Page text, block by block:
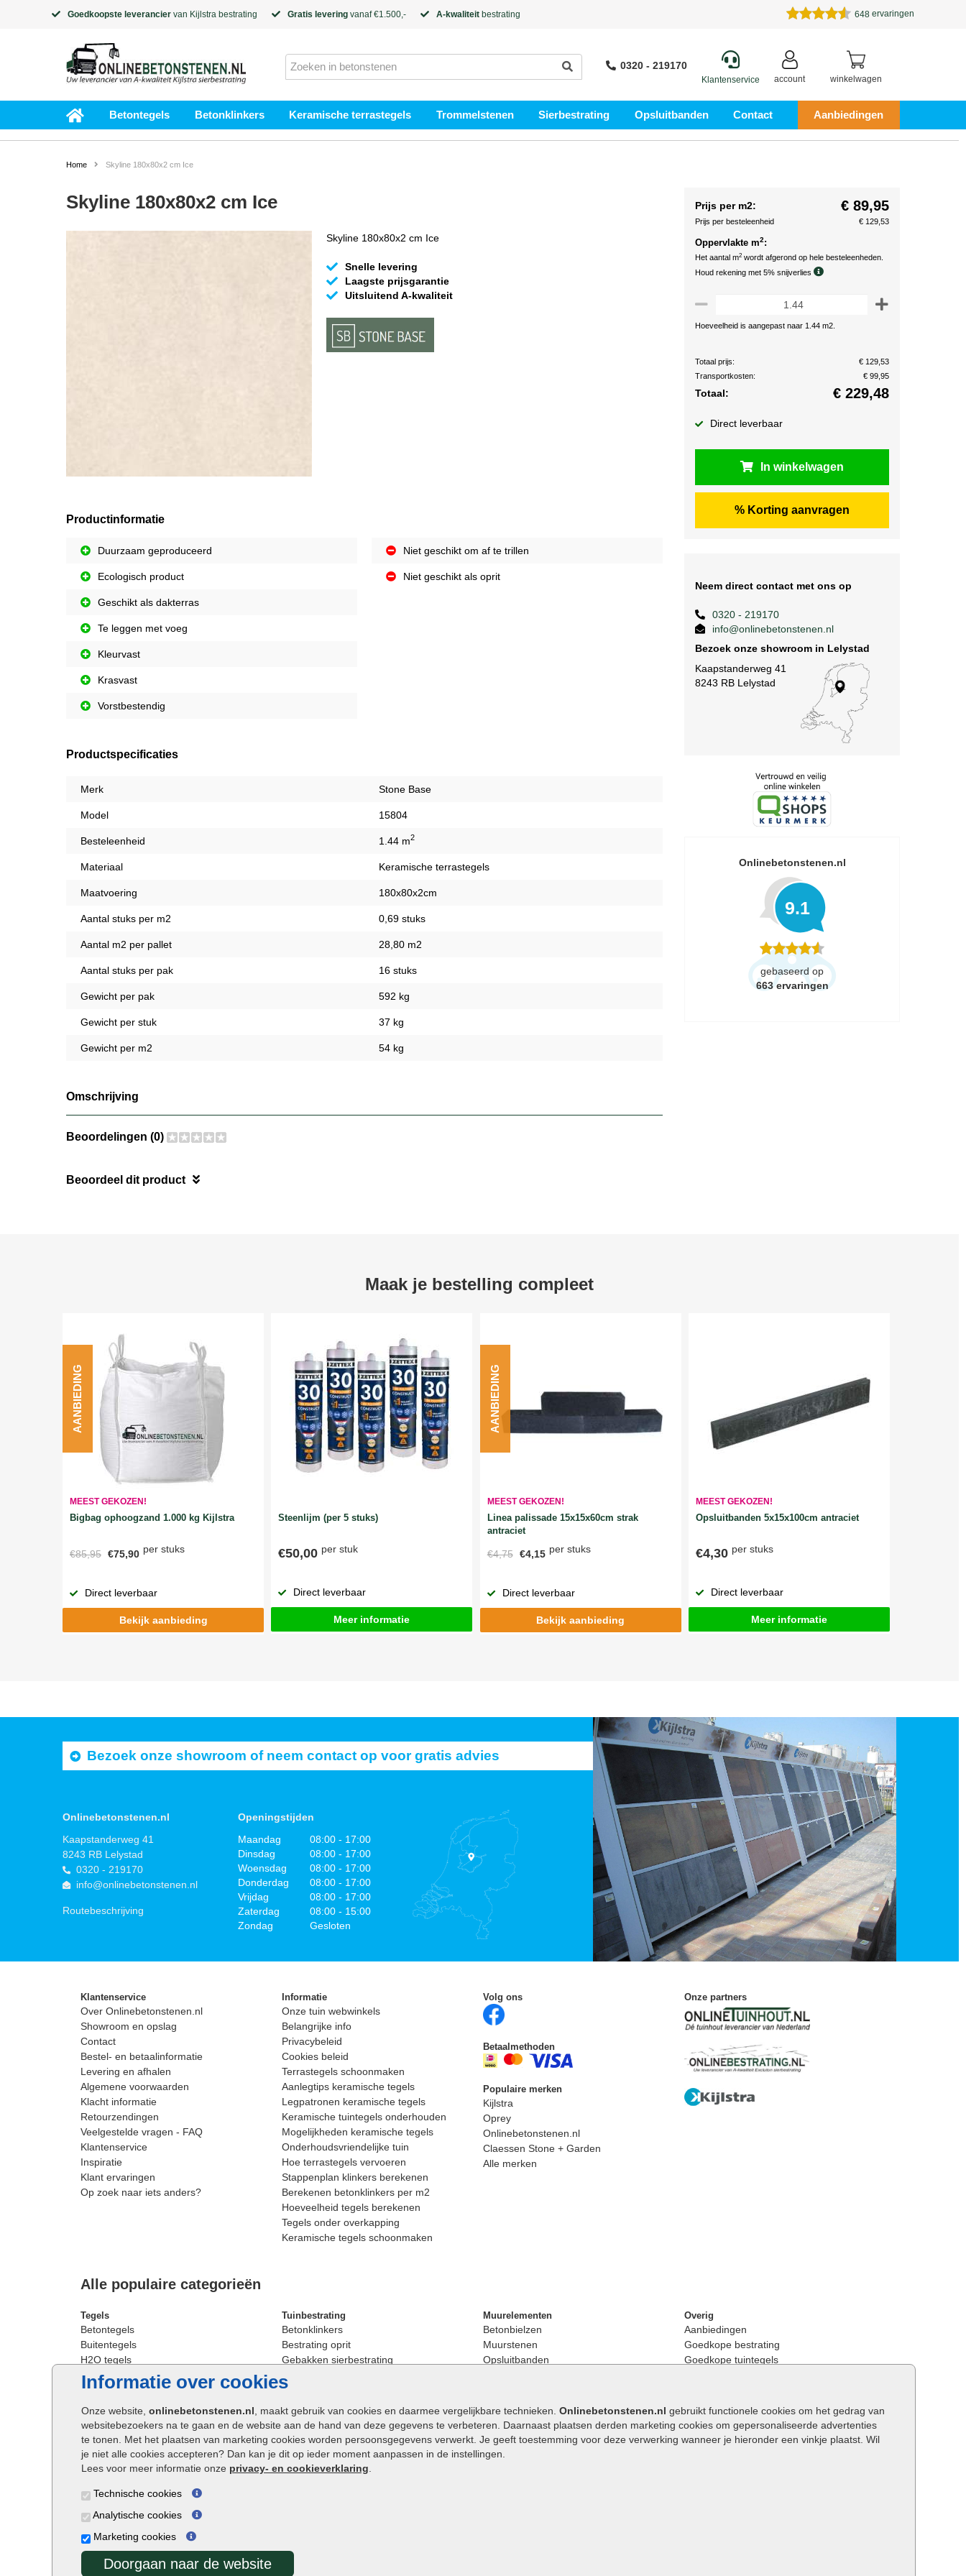
Goedkoopste leverancier van Kijlstra bestrating Gratis levering vanaf €1.500,- A-kwaliteit bestrating 648 ervaringen
0320 - 219170
Klantenservice account winkelwagen
Betontegels Betonklinkers Keramische terrastegels Trommelstenen Sierbestrating Opsluitbanden Contact Aanbiedingen
Informatie over cookies
Onze website, onlinebetonstenen.nl , maakt gebruik van cookies en daarmee vergelijkbare technieken. Onlinebetonstenen.nl gebruikt functionele cookies om het gedrag van
websitebezoekers na te gaan en de website aan de hand van deze gegevens te verbeteren. Daarnaast plaatsen derden marketing cookies om gepersonaliseerde advertenties
te tonen. Met het plaatsen van marketing cookies worden persoonsgegevens verwerkt. Je geeft toestemming voor deze verwerking wanneer je hieronder een vinkje plaatst. Wil
je niet alle cookies accepteren? Dan kan je dit op ieder moment aanpassen in de instellingen.
Lees voor meer informatie onze privacy- en cookieverklaring
Technische cookies
Analytische cookies
Marketing cookies
Doorgaan naar de website
Home Skyline 180x80x2 cm Ice
Skyline 180x80x2 cm Ice
Skyline 180x80x2 cm Ice
Snelle levering
Laagste prijsgarantie
Uitsluitend A-kwaliteit
Productinformatie
Duurzaam geproduceerd
Ecologisch product
Geschikt als dakterras
Te leggen met voeg
Kleurvast
Krasvast
Vorstbestendig
Niet geschikt om af te trillen
Niet geschikt als oprit
Productspecificaties
Merk Stone Base
Model 15804
Besteleenheid 1.44 m2
Materiaal Keramische terrastegels
Maatvoering 180x80x2cm
Aantal stuks per m2 0,69 stuks
Aantal m2 per pallet 28,80 m2
Aantal stuks per pak 16 stuks
Gewicht per pak 592 kg
Gewicht per stuk 37 kg
Gewicht per m2 54 kg
Omschrijving
Beoordelingen (0)
Beoordeel dit product
Prijs per m2: € 89,95
Prijs per besteleenheid € 129,53
Oppervlakte m2:
Het aantal m2 wordt afgerond op hele besteleenheden.
Houd rekening met 5% snijverlies
Hoeveelheid is aangepast naar 1.44 m2.
Totaal prijs:
€ 129,53
Transportkosten:
€ 99,95
Totaal: € 229,48
Direct leverbaar
In winkelwagen
% Korting aanvragen
Neem direct contact met ons op
0320 - 219170
info@onlinebetonstenen.nl
Bezoek onze showroom in Lelystad
Kaapstanderweg 41
8243 RB Lelystad
Onlinebetonstenen.nl
9.1
gebaseerd op
663 ervaringen
Maak je bestelling compleet
MEEST GEKOZEN!
Bigbag ophoogzand 1.000 kg Kijlstra
€85,95 €75,90 per stuks
AANBIEDING
Direct leverbaar
Bekijk aanbieding
Steenlijm (per 5 stuks)
€50,00 per stuk
Direct leverbaar
Meer informatie
MEEST GEKOZEN!
Linea palissade 15x15x60cm strak
antraciet
€4,75 €4,15 per stuks
AANBIEDING
Direct leverbaar
Bekijk aanbieding
MEEST GEKOZEN!
Opsluitbanden 5x15x100cm antraciet
€4,30 per stuks
Direct leverbaar
Meer informatie
Bezoek onze showroom of neem contact op voor gratis advies
Onlinebetonstenen.nl
Kaapstanderweg 41
8243 RB Lelystad
0320 - 219170
info@onlinebetonstenen.nl
Routebeschrijving
Openingstijden
Maandag
08:00 - 17:00
Dinsdag
08:00 - 17:00
Woensdag
08:00 - 17:00
Donderdag
08:00 - 17:00
Vrijdag
08:00 - 17:00
Zaterdag
08:00 - 15:00
Zondag
Gesloten
Klantenservice
Over Onlinebetonstenen.nl
Showroom en opslag
Contact
Bestel- en betaalinformatie
Levering en afhalen
Algemene voorwaarden
Klacht informatie
Retourzendingen
Veelgestelde vragen - FAQ
Klantenservice
Inspiratie
Klant ervaringen
Op zoek naar iets anders?
Informatie
Onze tuin webwinkels
Belangrijke info
Privacybeleid
Cookies beleid
Terrastegels schoonmaken
Aanlegtips keramische tegels
Legpatronen keramische tegels
Keramische tuintegels onderhouden
Mogelijkheden keramische tegels
Onderhoudsvriendelijke tuin
Hoe terrastegels vervoeren
Stappenplan klinkers berekenen
Berekenen betonklinkers per m2
Hoeveelheid tegels berekenen
Tegels onder overkapping
Keramische tegels schoonmaken
Volg ons
Betaalmethoden
Populaire merken
Kijlstra
Oprey
Onlinebetonstenen.nl
Claessen Stone + Garden
Alle merken
Onze partners
Alle populaire categorieën
Tegels
Betontegels
Buitentegels
H2O tegels
Keramische terrastegels
Oprit tegels
Patio tegels
Siertegels
Stoeptegels
Straattegels
Terrastegels
Buitentegels
Grote terrastegels
Tuinbestrating
Betonklinkers
Bestrating oprit
Gebakken sierbestrating
Strakke bestrating
Straatstenen
Straatklinkers
Trommelstenen
Tuinstenen
Waalformaat
Muurelementen
Betonbielzen
Muurstenen
Opsluitbanden
Betonblokken
Stapelstenen
Extra benodigdheden
Overig
Aanbiedingen
Goedkope bestrating
Goedkope tuintegels
Opsluitbanden plaatsen
Keerwanden
Traptreden tuin